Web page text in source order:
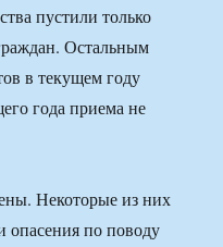
пустили только
Остальным
в текущем году
года приема не
Некоторые из них
по поводу